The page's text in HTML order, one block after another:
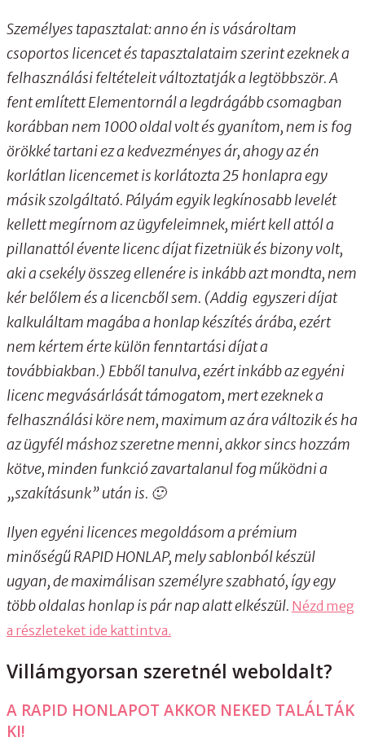
Személyes tapasztalat: anno én is vásároltam
csoportos licencet és tapasztalataim szerint ezeknek a
felhasználási feltételeit változtatják a legtöbbször. A
fent említett Elementornál a legdrágább csomagban
korábban nem 1000 oldal volt és gyanítom, nem is fog
örökké tartani ez a kedvezményes ár, ahogy az én
korlátlan licencemet is korlátozta 25 honlapra egy
másik szolgáltató. Pályám egyik legkínosabb levelét
kellett megírnom az ügyfeleimnek, miért kell attól a
pillanattól évente licenc díjat fizetniük és bizony volt,
aki a csekély összeg ellenére is inkább azt mondta, nem
kér belőlem és a licencből sem. (Addig egyszeri díjat
kalkuláltam magába a honlap készítés árába, ezért
nem kértem érte külön fenntartási díjat a
továbbiakban.) Ebből tanulva, ezért inkább az egyéni
licenc megvásárlását támogatom, mert ezeknek a
felhasználási köre nem, maximum az ára változik és ha
az ügyfél máshoz szeretne menni, akkor sincs hozzám
kötve, minden funkció zavartalanul fog működni a
„szakításunk” után is. 🙂
Ilyen egyéni licences megoldásom a prémium
minőségű RAPID HONLAP, mely sablonból készül
ugyan, de maximálisan személyre szabható, így egy
több oldalas honlap is pár nap alatt elkészül. Nézd meg
a részleteket ide kattintva.
Villámgyorsan szeretnél weboldalt?
A RAPID HONLAPOT AKKOR NEKED TALÁLTÁK
KI!